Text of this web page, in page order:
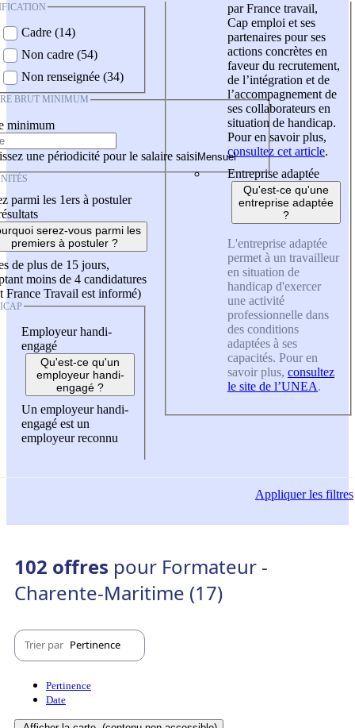
Cadre (14)
Non cadre (54)
Non renseignée (34)
BRUT MINIMUM
minimum
une périodicité pour le salaire saisi
parmi les 1ers à postuler
serez-vous parmi les
premiers à postuler ?
de plus de 15 jours,
moins de 4 candidatures
France Travail est informé)
Employeur handi-
engagé
Qu'est-ce qu'un
employeur handi-
engagé ?
Un employeur handi-
engagé est un
employeur reconnu
par France travail,
Cap emploi et ses
partenaires pour ses
actions concrètes en
faveur du recrutement,
de l’intégration et de
l’accompagnement de
ses collaborateurs en
situation de handicap.
Pour en savoir plus,
consultez cet article.
Entreprise adaptée
Qu'est-ce qu'une
entreprise adaptée
?
L'entreprise adaptée
permet à un travailleur
en situation de
handicap d'exercer
une activité
professionnelle dans
des conditions
adaptées à ses
capacités. Pour en
savoir plus, consultez
le site de l’UNEA.
Appliquerles filtres
102 offres pour Formateur -
Charente-Maritime (17)
Trier par Pertinence
Pertinence
Date